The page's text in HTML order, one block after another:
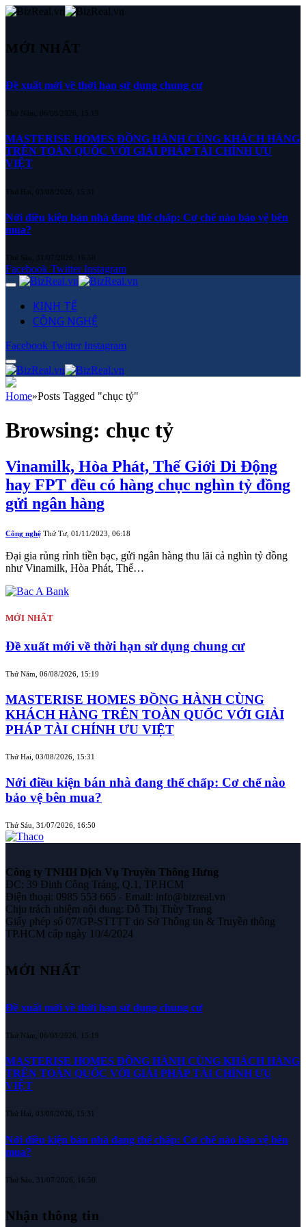
MỚI NHẤT
Đề xuất mới về thời hạn sử dụng chung cư
Thứ Năm, 06/08/2026, 15:19
MASTERISE HOMES ĐỒNG HÀNH CÙNG KHÁCH HÀNG
TRÊN TOÀN QUỐC VỚI GIẢI PHÁP TÀI CHÍNH ƯU
VIỆT
Thứ Hai, 03/08/2026, 15:31
Nới điều kiện bán nhà đang thế chấp: Cơ chế nào bảo vệ bên
mua?
Thứ Sáu, 31/07/2026, 16:50
Facebook Twitter Instagram
KINH TẾ
CÔNG NGHỆ
Facebook Twitter Instagram
Home»Posts Tagged "chục tỷ"
Browsing: chục tỷ
Vinamilk, Hòa Phát, Thế Giới Di Động
hay FPT đều có hàng chục nghìn tỷ đồng
gửi ngân hàng
Công nghệ Thứ Tư, 01/11/2023, 06:18
Đại gia rủng rỉnh tiền bạc, gửi ngân hàng thu lãi cả nghìn tỷ đồng
như Vinamilk, Hòa Phát, Thế…
MỚI NHẤT
Đề xuất mới về thời hạn sử dụng chung cư
Thứ Năm, 06/08/2026, 15:19
MASTERISE HOMES ĐỒNG HÀNH CÙNG
KHÁCH HÀNG TRÊN TOÀN QUỐC VỚI GIẢI
PHÁP TÀI CHÍNH ƯU VIỆT
Thứ Hai, 03/08/2026, 15:31
Nới điều kiện bán nhà đang thế chấp: Cơ chế nào
bảo vệ bên mua?
Thứ Sáu, 31/07/2026, 16:50
Công ty TNHH Dịch Vụ Truyền Thông Hưng
ĐC: 39 Đinh Công Tráng, Q.1, TP.HCM
Điện thoại: 0985 553 665 - Email: info@bizreal.vn
Chịu trách nhiệm nội dung: Đỗ Thị Thùy Trang
Giấy phép số 07/GP-STTTT do Sở Thông tin & Truyền thông
TP.HCM cấp ngày 10/4/2024
MỚI NHẤT
Đề xuất mới về thời hạn sử dụng chung cư
Thứ Năm, 06/08/2026, 15:19
MASTERISE HOMES ĐỒNG HÀNH CÙNG KHÁCH HÀNG
TRÊN TOÀN QUỐC VỚI GIẢI PHÁP TÀI CHÍNH ƯU
VIỆT
Thứ Hai, 03/08/2026, 15:31
Nới điều kiện bán nhà đang thế chấp: Cơ chế nào bảo vệ bên
mua?
Thứ Sáu, 31/07/2026, 16:50
Nhận thông tin